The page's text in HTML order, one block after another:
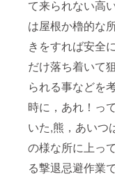
て来られない高
は屋根か櫓的な
きをすれば安全
だけ落ち着いて
られる事などを
時に，あれ！っ
いた,熊，あいつ
の様な所に上っ
る撃退忌避作業